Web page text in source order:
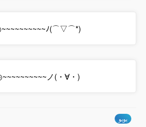
(*⌒▽⌒)ﾉ~~~~~~~~~~◎
(・∀・)ノ~~~~~~~~~~◎
يويو